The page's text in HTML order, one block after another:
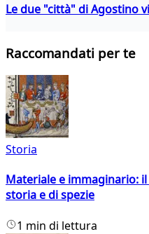
Le due "città" di Agostino
Raccomandati per te
Storia
Materiale e immaginario:
storia e di spezie
1 min di lettura